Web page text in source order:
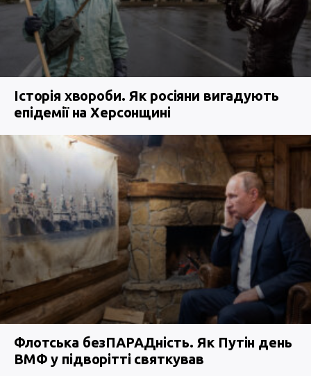
Історія хвороби. Як росіяни вигадують
епідемії на Херсонщині
Флотська безПАРАДність. Як Путін день
ВМФ у підворітті святкував